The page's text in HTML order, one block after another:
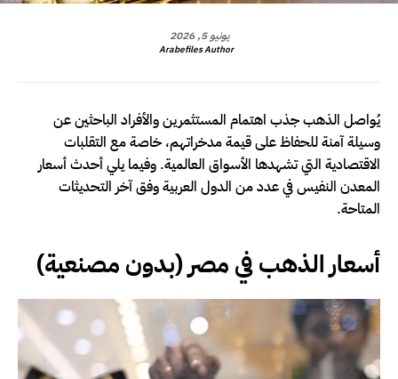
يونيو 5, 2026
Arabefiles Author
يُواصل الذهب جذب اهتمام المستثمرين والأفراد الباحثين عن
وسيلة آمنة للحفاظ على قيمة مدخراتهم، خاصة مع التقلبات
الاقتصادية التي تشهدها الأسواق العالمية. وفيما يلي أحدث أسعار
المعدن النفيس في عدد من الدول العربية وفق آخر التحديثات
المتاحة.
أسعار الذهب في مصر (بدون مصنعية)